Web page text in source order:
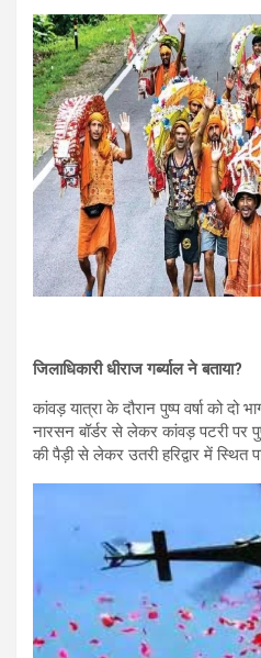
जिलाधिकारी धीराज गर्ब्याल ने बताया?
कांवड़ यात्रा के दौरान पुष्प वर्षा को दो
नारसन बॉर्डर से लेकर कांवड़ पटरी पर
की पैड़ी से लेकर उतरी हरिद्वार में स्थित